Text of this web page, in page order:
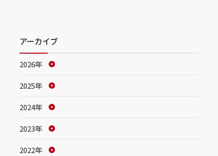
アーカイブ
2026年
2025年
2024年
2023年
2022年